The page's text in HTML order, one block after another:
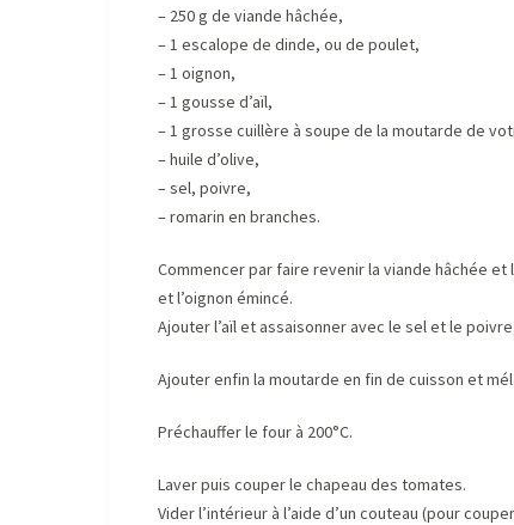
– 250 g de viande hâchée,
– 1 escalope de dinde, ou de poulet,
– 1 oignon,
– 1 gousse d’aïl,
– 1 grosse cuillère à soupe de la moutarde de
– huile d’olive,
– sel, poivre,
– romarin en branches.
Commencer par faire revenir la viande hâchée et
et l’oignon émincé.
Ajouter l’aïl et assaisonner avec le sel et le poivre.
Ajouter enfin la moutarde en fin de cuisson et
Préchauffer le four à 200°C.
Laver puis couper le chapeau des tomates.
Vider l’intérieur à l’aide d’un couteau (pour